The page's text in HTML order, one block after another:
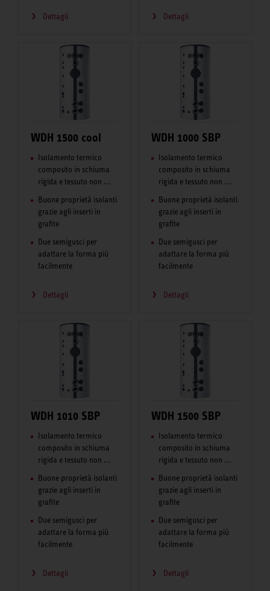
Dettagli Dettagli
WDH 1500 cool
Isolamento termico
composito in schiuma
rigida e tessuto non ...
Buone proprietà isolanti
grazie agli inserti in
grafite
Due semigusci per
adattare la forma più
facilmente
Dettagli
WDH 1000 SBP
Isolamento termico
composito in schiuma
rigida e tessuto non ...
Buone proprietà isolanti
grazie agli inserti in
grafite
Due semigusci per
adattare la forma più
facilmente
Dettagli
WDH 1010 SBP
Isolamento termico
composito in schiuma
rigida e tessuto non ...
Buone proprietà isolanti
grazie agli inserti in
grafite
Due semigusci per
adattare la forma più
facilmente
Dettagli
WDH 1500 SBP
Isolamento termico
composito in schiuma
rigida e tessuto non ...
Buone proprietà isolanti
grazie agli inserti in
grafite
Due semigusci per
adattare la forma più
facilmente
Dettagli